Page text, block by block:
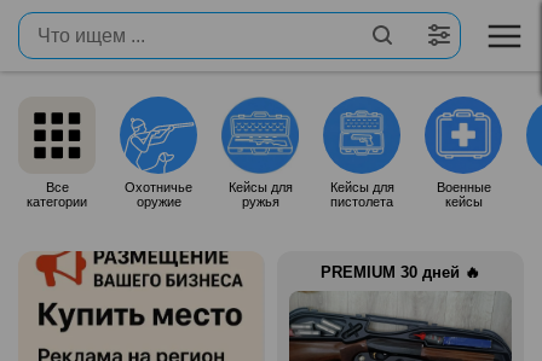
Все
категории
Охотничье
оружие
Кейсы для
ружья
Кейсы для
пистолета
Военные
кейсы
PREMIUM 30 дней 🔥